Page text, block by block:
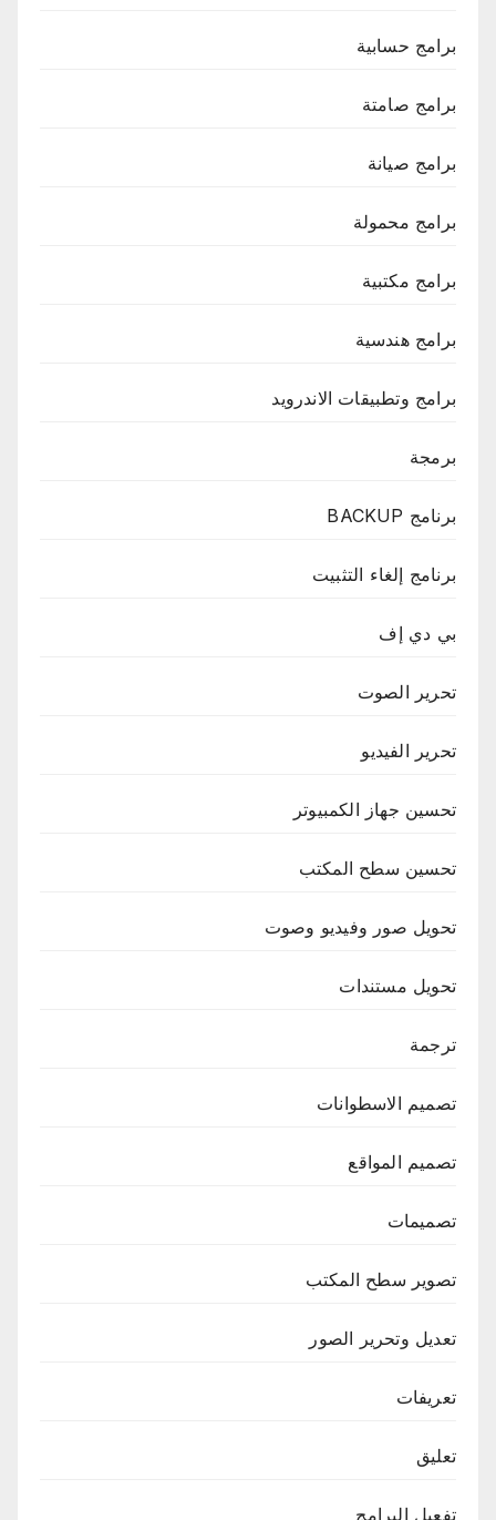
برامج حسابية
برامج صامتة
برامج صيانة
برامج محمولة
برامج مكتبية
برامج هندسية
برامج وتطبيقات الاندرويد
برمجة
برنامج BACKUP
برنامج إلغاء التثبيت
بي دي إف
تحرير الصوت
تحرير الفيديو
تحسين جهاز الكمبيوتر
تحسين سطح المكتب
تحويل صور وفيديو وصوت
تحويل مستندات
ترجمة
تصميم الاسطوانات
تصميم المواقع
تصميمات
تصوير سطح المكتب
تعديل وتحرير الصور
تعريفات
تعليق
تفعيل البرامج